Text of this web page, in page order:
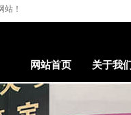
站！
网站首页 关于我